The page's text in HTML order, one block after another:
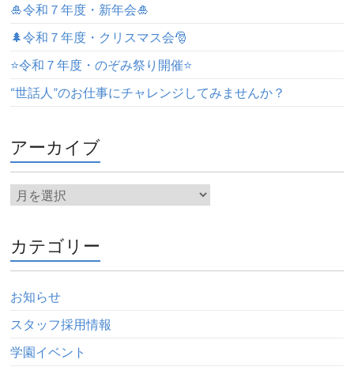
🎍令和７年度・新年会🎍
🌲令和７年度・クリスマス会🎅
⭐️令和７年度・のぞみ祭り開催⭐️
“世話人”のお仕事にチャレンジしてみませんか？
アーカイブ
カテゴリー
お知らせ
スタッフ採用情報
学園イベント